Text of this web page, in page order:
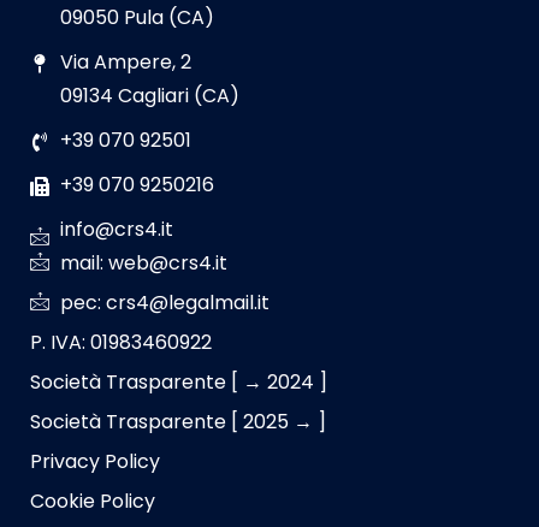
09050 Pula (CA)
Via Ampere, 2
09134 Cagliari (CA)
+39 070 92501
+39 070 9250216
info@crs4.it
mail: web@crs4.it
pec: crs4@legalmail.it
P. IVA: 01983460922
Società Trasparente [ → 2024 ]
Società Trasparente [ 2025 → ]
Privacy Policy
Cookie Policy